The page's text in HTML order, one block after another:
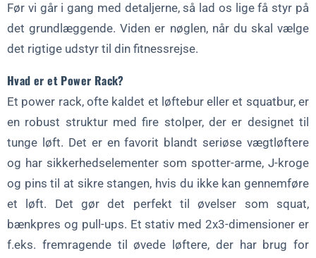
Før vi går i gang med detaljerne, så lad os lige få styr på
det grundlæggende. Viden er nøglen, når du skal vælge
det rigtige udstyr til din fitnessrejse.
Hvad er et Power Rack?
Et power rack, ofte kaldet et løftebur eller et squatbur, er
en robust struktur med fire stolper, der er designet til
tunge løft. Det er en favorit blandt seriøse vægtløftere
og har sikkerhedselementer som spotter-arme, J-kroge
og pins til at sikre stangen, hvis du ikke kan gennemføre
et løft. Det gør det perfekt til øvelser som squat,
bænkpres og pull-ups. Et stativ med 2x3-dimensioner er
f.eks. fremragende til øvede løftere, der har brug for